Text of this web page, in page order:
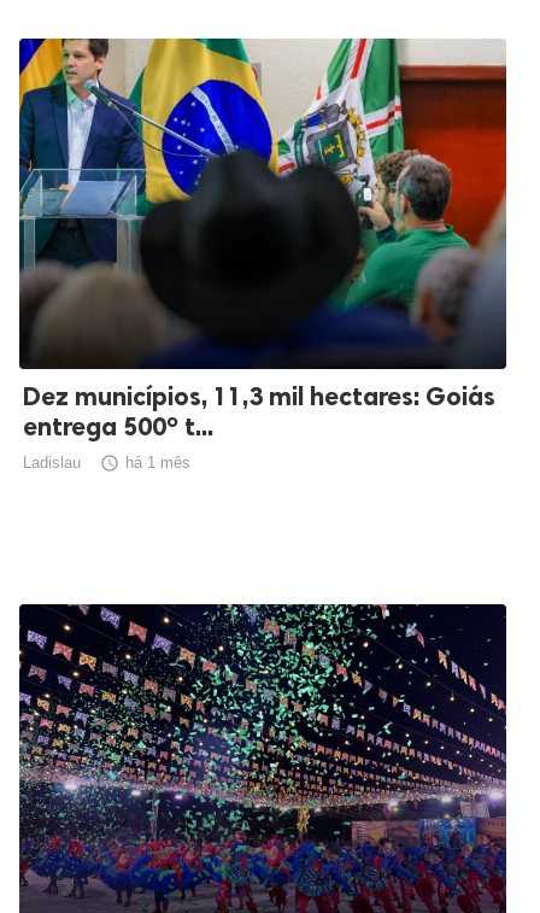
Dez municípios, 11,3 mil hectares: Goiás
entrega 500º t...
Ladislau  há 1 mês